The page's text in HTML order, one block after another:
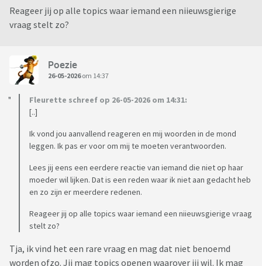
Reageer jij op alle topics waar iemand een niieuwsgierige
vraag stelt zo?
Poezie
26-05-2026om 14:37
Fleurette schreef op 26-05-2026 om 14:31:
[..]
Ik vond jou aanvallend reageren en mij woorden in de mond
leggen. Ik pas er voor om mij te moeten verantwoorden.
Lees jij eens een eerdere reactie van iemand die niet op haar
moeder wil lijken. Dat is een reden waar ik niet aan gedacht heb
en zo zijn er meerdere redenen.
Reageer jij op alle topics waar iemand een niieuwsgierige vraag
stelt zo?
Tja, ik vind het een rare vraag en mag dat niet benoemd
worden ofzo. Jij mag topics openen waarover jij wil. Ik mag